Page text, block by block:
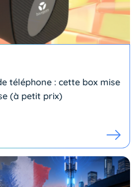
téléphone : cette box mise
(à petit prix)